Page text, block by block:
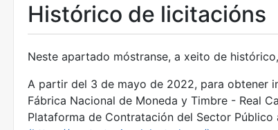
Mostrar/Ocultar
Histórico de licitacións
Neste apartado móstranse, a xeito de
A partir del 3 de mayo de 2022, para obtener
Fábrica Nacional de Moneda y Timbre - Real
Plataforma de Contratación del Sector